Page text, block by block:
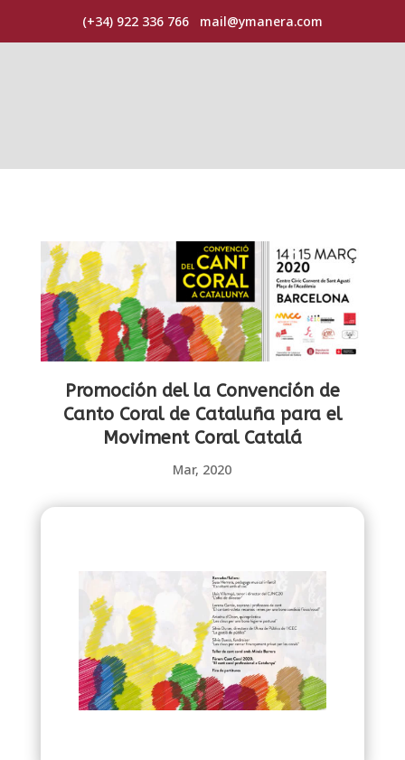
(+34) 922 336 766 mail@ymanera.com
Promoción del la Convención de
Canto Coral de Cataluña para el
Moviment Coral Catalá
Mar, 2020